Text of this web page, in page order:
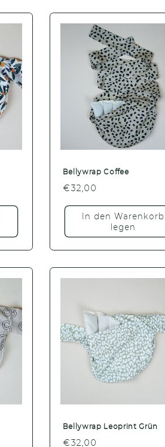
Bellywrap Coffee
Normaler
Preis
€32,00
In den Warenkorb
legen
Bellywrap Leoprint Grün
Normaler
€32,00